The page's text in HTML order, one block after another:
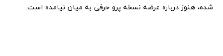
شده، هنوز درباره عرضه نسخه پرو حرفی به میان نیامده است.